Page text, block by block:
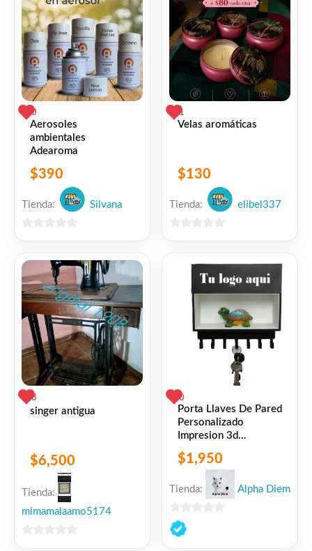
0
Aerosoles
ambientales
Adearoma
$390
Tienda: Silvana
5
1
Velas aromáticas
$130
Tienda: elibel337
3
singer antigua
$6,500
Tienda:
mimamalaamo5174
0
Porta Llaves De Pared
Personalizado
Impresion 3d
Estanteria
$1,950
Tienda: Alpha Diem
0
de